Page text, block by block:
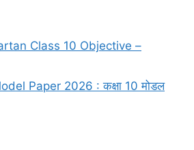
Class 10 Objective –
Paper 2026 : कक्षा 10 मोडल